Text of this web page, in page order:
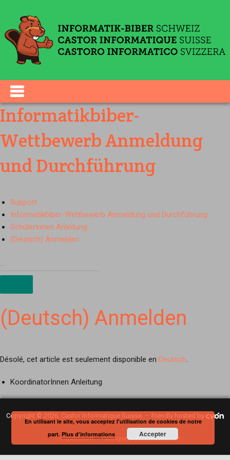
Informatikbiber-
Wettbewerb Anmeldung
und Durchführung
Support
Informatikbiber-Wettbewerb Anmeldung und Durchführung
SchülerInnen Anleitung
(Deutsch) Anmelden
(Deutsch) Anmelden
Désolé, cet article est seulement disponible en Deutsch
KoordinatorInnen Anleitung
Copyright © 2026, Castor Informatique Suisse. – friendly hosted by
Impressum Politique de confidentialité
En utilisant le site, vous acceptez l'utilisation de cookies de notre
part.Plus d'informations Accepter